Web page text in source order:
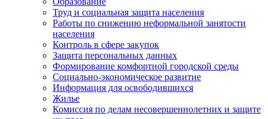
Труд и социальная защита населения
Работы по снижению неформальной занятости
населения
Контроль в сфере закупок
Защита персональных данных
Формирование комфортной городской среды
Социально-экономическое развитие
Информация для освободившихся
Жилье
Комиссия по делам несовершеннолетних и защите